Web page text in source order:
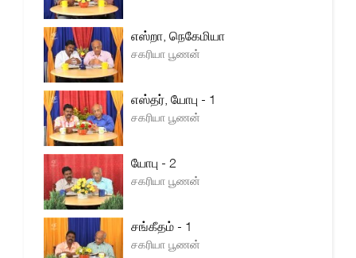
எஸ்றா, நெகேமியா
சகரியா பூணன்
எஸ்தர், யோபு - 1
சகரியா பூணன்
யோபு - 2
சகரியா பூணன்
சங்கீதம் - 1
சகரியா பூணன்